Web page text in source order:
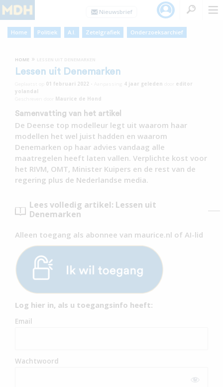
Home Politiek A.I. Zetelgrafiek Onderzoeksarchief
HOME »
Lessen uit Denemarken
01 februari 2022 4 jaar geleden
editor
yolandal
Maurice de Hond
Samenvatting van het artikel
De Deense top modelleur legt uit waarom haar
modellen het wel juist hadden en waarom
Denemarken op haar advies vandaag alle
maatregelen heeft laten vallen. Verplichte kost voor
het RIVM, OMT, Minister Kuipers en de rest van de
regering plus de Nederlandse media.
Lees volledig artikel: Lessen uit
Denemarken
Alleen toegang als abonnee van maurice.nl of AI-lid
Log hier in, als u toegangsinfo heeft:
Email
Wachtwoord